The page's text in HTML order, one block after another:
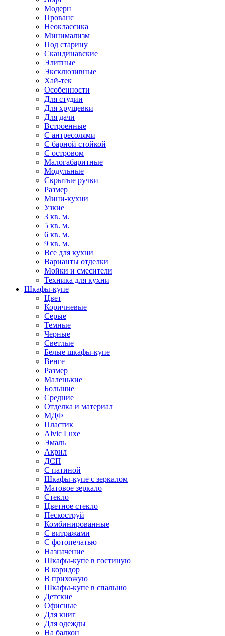
Модерн
Прованс
Неоклассика
Минимализм
Под старину
Скандинавские
Элитные
Эксклюзивные
Хай-тек
Особенности
Для студии
Для хрущевки
Для дачи
Встроенные
С антресолями
С барной стойкой
С островом
Малогабаритные
Модульные
Скрытые ручки
Размер
Мини-кухни
Узкие
3 кв. м.
5 кв. м.
6 кв. м.
9 кв. м.
Все для кухни
Варианты отделки
Мойки и смесители
Техника для кухни
Шкафы-купе
Цвет
Коричневые
Серые
Темные
Черные
Светлые
Белые шкафы-купе
Венге
Размер
Маленькие
Большие
Средние
Отделка и материал
МДФ
Пластик
Alvic Luxe
Эмаль
Акрил
ДСП
С патиной
Шкафы-купе с зеркалом
Матовое зеркало
Стекло
Цветное стекло
Пескоструй
Комбинированные
С витражами
С фотопечатью
Назначение
Шкафы-купе в гостиную
В коридор
В прихожую
Шкафы-купе в спальню
Детские
Офисные
Для книг
Для одежды
На балкон